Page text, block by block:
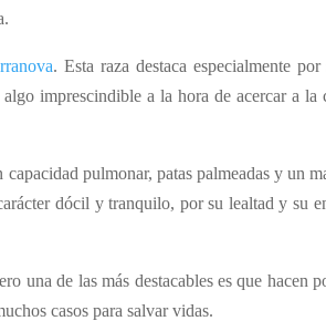
. Esta raza destaca especialmente
imprescindible a la hora de acercar a la
pulmonar, patas palmeadas y un
dócil y tranquilo, por su lealtad y su
una de las más destacables es que hacen
casos para salvar vidas.